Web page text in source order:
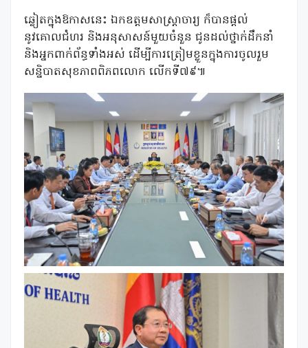
ឆ្លៀតក្នុងឱកាសនេះ ឯកឧត្តមសាស្រ្តាចារ្យ ក៏បានផ្តល់
នូវគោលជំហរ និងអនុសាសន៍មួយចំនួន ជូនដល់ថ្នាក់ដឹកនាំ
និងអ្នកពាក់ព័ន្ធទាំងអស់ ដើម្បីការត្រៀមខ្លួនក្នុងការចូលរួម
សន្និបាតសុខភាពពិភពលោក លើកទី៧៩៕